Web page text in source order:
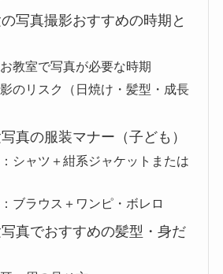
写真撮影おすすめの時期と
教室で写真が必要な時期
のリスク（日焼け・髪型・成長
真の服装マナー（子ども）
シャツ＋紺系ジャケットまたは
ブラウス＋ワンピ・ボレロ
真でおすすめの髪型・身だ